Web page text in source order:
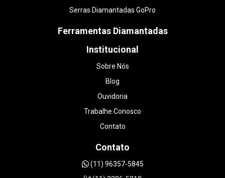
Serras Diamantadas GoPro
Ferramentas Diamantadas
Institucional
Sobre Nós
Blog
Ouvidoria
Trabalhe Conosco
Contato
Contato
(11) 96357-5845